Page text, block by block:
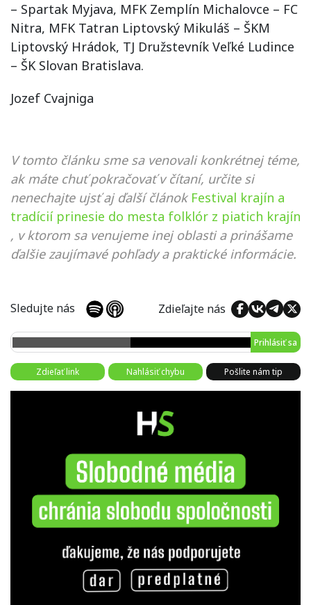
– Spartak Myjava, MFK Zemplín Michalovce – FC
Nitra, MFK Tatran Liptovský Mikuláš – ŠKM
Liptovský Hrádok, TJ Družstevník Veľké Ludince
– ŠK Slovan Bratislava.
Jozef Cvajniga
V tomto článku sme sa venovali konkrétnej téme,
ak máte chuť pokračovať v čítaní, určite si
nenechajte ujsť aj ďalší článok Festival krajín a
tradícií prinesie do mesta folklór z piatich krajín
, v ktorom sa venujeme inej oblasti a prinášame
ďalšie zaujímavé pohľady a praktické informácie.
Sledujte nás Zdieľajte nás
Prihlásiť sa
Zdieľať link Nahlásiť chybu Pošlite nám tip